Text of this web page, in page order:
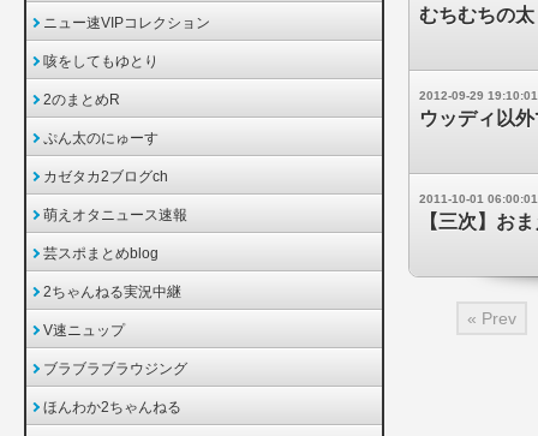
むちむちの
2012-09-29 19:10:01
ウッディ以
2011-10-01 06:00:01
【三次】お
« Prev
ニュー速VIPコレクション
咳をしてもゆとり
2のまとめR
ぷん太のにゅーす
カゼタカ2ブログch
萌えオタニュース速報
芸スポまとめblog
2ちゃんねる実況中継
V速ニュップ
ブラブラブラウジング
ほんわか2ちゃんねる